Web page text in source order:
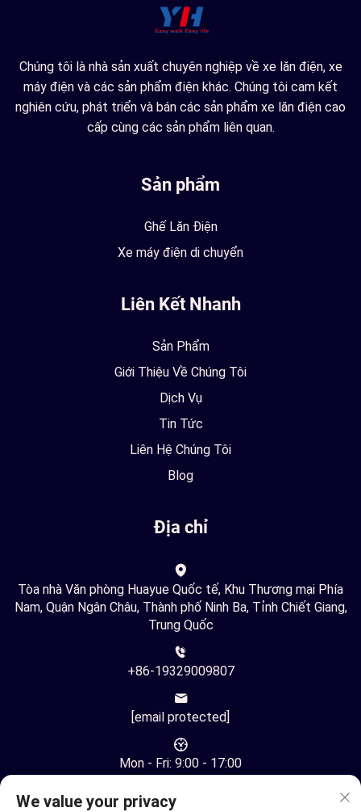
Chúng tôi là nhà sản xuất chuyên nghiệp về xe lăn điện, xe
máy điện và các sản phẩm điện khác. Chúng tôi cam kết
nghiên cứu, phát triển và bán các sản phẩm xe lăn điện cao
cấp cùng các sản phẩm liên quan.
Sản phẩm
Ghế Lăn Điện
Xe máy điện di chuyển
Liên Kết Nhanh
Sản Phẩm
Giới Thiệu Về Chúng Tôi
Dịch Vụ
Tin Tức
Liên Hệ Chúng Tôi
Blog
Địa chỉ
Tòa nhà Văn phòng Huayue Quốc tế, Khu Thương mại Phía
Nam, Quận Ngân Châu, Thành phố Ninh Ba, Tỉnh Chiết Giang,
Trung Quốc
+86-19329009807
[email protected]
Mon - Fri: 9:00 - 17:00
We value your privacy